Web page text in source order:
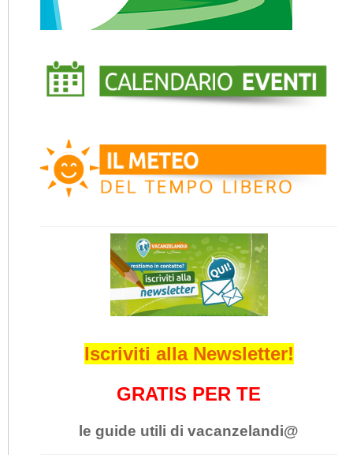
Iscriviti alla Newsletter!
GRATIS PER TE
le guide utili di vacanzelandi@